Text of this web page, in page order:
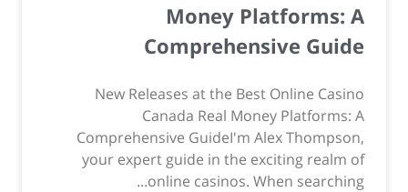
Money Platforms: A
Comprehensive Guide
New Releases at the Best Online Casino
Canada Real Money Platforms: A
Comprehensive GuideI'm Alex Thompson,
your expert guide in the exciting realm of
online casinos. When searching...